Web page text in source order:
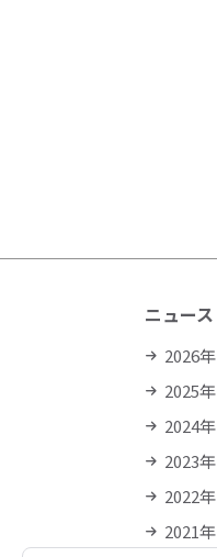
ニュース
2026年
2025年
2024年
2023年
2022年
2021年